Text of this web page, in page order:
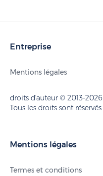
Entreprise
Mentions légales
droits d'auteur © 2013-2026
Tous les droits sont réservés.
Mentions légales
Termes et conditions